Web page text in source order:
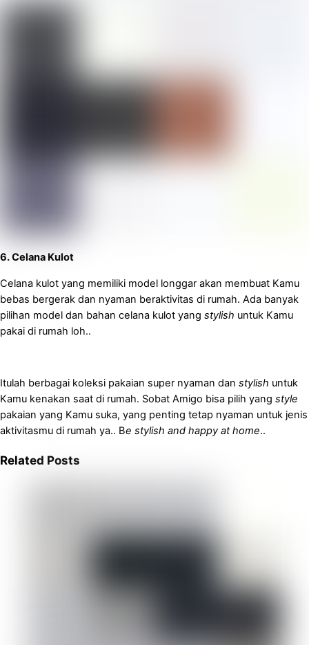
6. Celana Kulot
Celana kulot yang memiliki model longgar akan membuat Kamu
bebas bergerak dan nyaman beraktivitas di rumah. Ada banyak
pilihan model dan bahan celana kulot yang stylish untuk Kamu
pakai di rumah loh..
Itulah berbagai koleksi pakaian super nyaman dan stylish untuk
Kamu kenakan saat di rumah. Sobat Amigo bisa pilih yang style
pakaian yang Kamu suka, yang penting tetap nyaman untuk jenis
aktivitasmu di rumah ya.. Be stylish and happy at home..
Related Posts